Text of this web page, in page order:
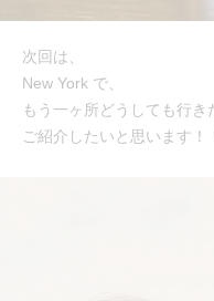
次回は、
New York で、
もう一ヶ所どうしても行き
ご紹介したいと思います！